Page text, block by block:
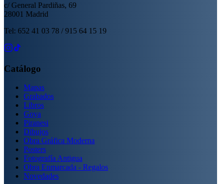
c/ General Pardiñas, 69
28001 Madrid
Tel: 652 41 03 78 / 915 64 15 19
Catálogo
Mapas
Grabados
Libros
Goya
Piranesi
Dibujos
Obra Gráfica Moderna
Posters
Fotografía Antigua
Obra Enmarcada - Regalos
Novedades